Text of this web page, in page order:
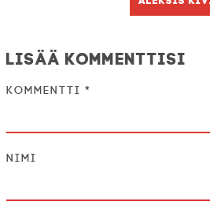
Lisää kommenttisi
Kommentti *
Nimi